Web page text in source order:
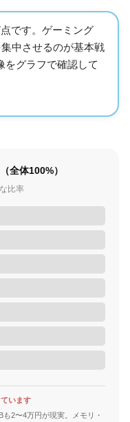
です。ゲーミング
中させるのが基本戦
をグラフで確認して
全体100%）
比率
います
2〜4万円が現実。メモリ・